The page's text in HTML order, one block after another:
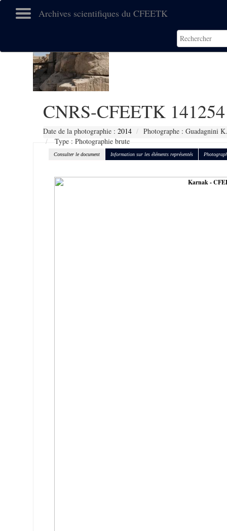
Archives scientifiques du CFEETK
CNRS-CFEETK 141254
Date de la photographie : 2014
Photographe : Guadagnini K.
Type : Photographie brute
Consulter le document Information sur les éléments représentés